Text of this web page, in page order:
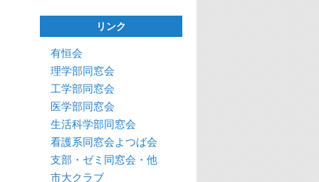
リンク
有恒会
理学部同窓会
工学部同窓会
医学部同窓会
生活科学部同窓会
看護系同窓会よつば会
支部・ゼミ同窓会・他
市大クラブ